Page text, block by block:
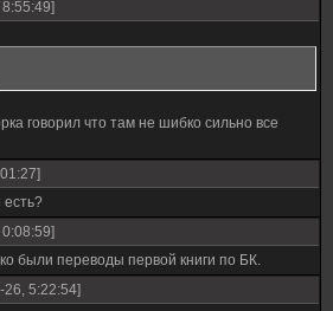
говорил что там не шибко сильно все
есть?
были переводы первой книги по БК.
26, 5:22:54]